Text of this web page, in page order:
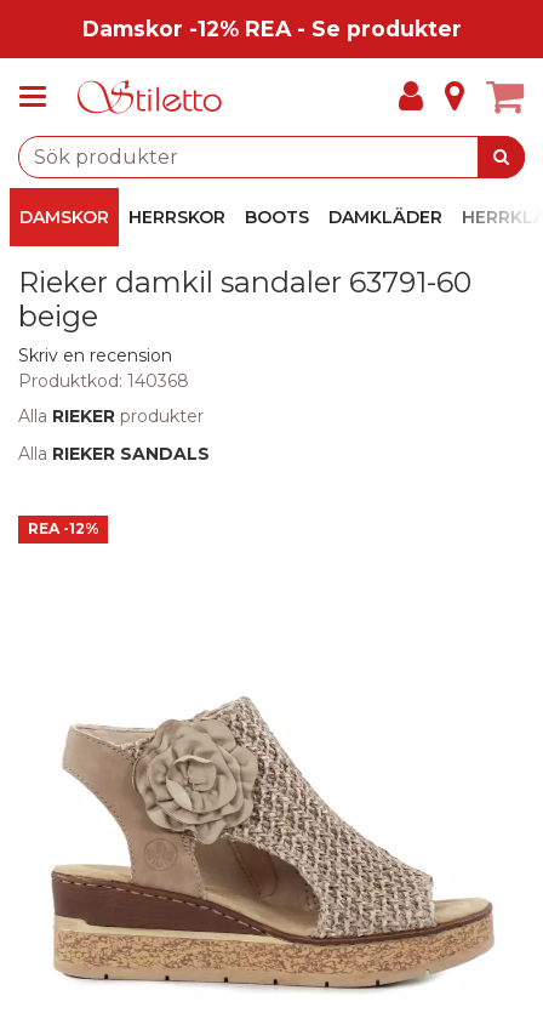
Damskor -12% REA - Se produkter
DAMSKOR HERRSKOR BOOTS DAMKLÄDER
Rieker damkil sandaler 63791-60
beige
Skriv en recension
Produktkod: 140368
Alla RIEKER produkter
Alla RIEKER SANDALS
REA -12%